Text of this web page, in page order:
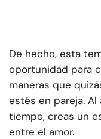
De hecho, esta
oportunidad para
maneras que
estés en pareja.
tiempo, creas un
entre el amor.